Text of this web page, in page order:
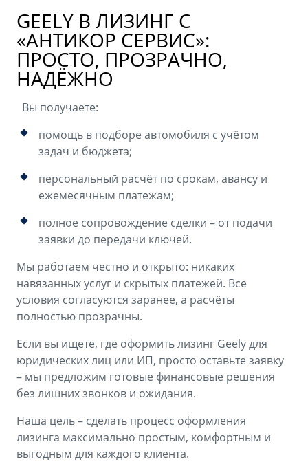
GEELY В ЛИЗИНГ С
«АНТИКОР СЕРВИС»:
ПРОСТО, ПРОЗРАЧНО,
НАДЁЖНО
Вы получаете:
помощь в подборе автомобиля с учётом
задач и бюджета;
персональный расчёт по срокам, авансу и
ежемесячным платежам;
полное сопровождение сделки – от подачи
заявки до передачи ключей.
Мы работаем честно и открыто: никаких
навязанных услуг и скрытых платежей. Все
условия согласуются заранее, а расчёты
полностью прозрачны.
Если вы ищете, где оформить лизинг Geely для
юридических лиц или ИП, просто оставьте заявку
– мы предложим готовые финансовые решения
без лишних звонков и ожидания.
Наша цель – сделать процесс оформления
лизинга максимально простым, комфортным и
выгодным для каждого клиента.